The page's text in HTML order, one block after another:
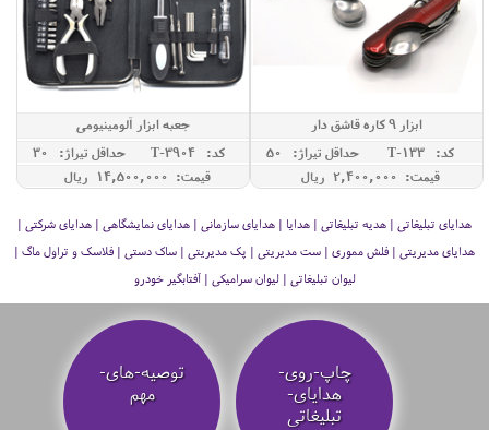
ابزار 9 کاره قاشق دار
کد: T-133
حداقل تيراژ: 50
قیمت: 2,400,000 ريال
جعبه ابزار آلومینیومی
کد: T-3904
حداقل تيراژ: 30
قیمت: 14,500,000 ريال
هدایای تبلیغاتی | هدیه تبلیغاتی | هدایا | هدایای سازمانی | هدایای نمایشگاهی | هدایای شرکتی |
هدایای مدیریتی | فلش مموری | ست مدیریتی | پک مدیریتی | ساک دستی | فلاسک و تراول ماگ |
لیوان تبلیغاتی | لیوان سرامیکی | آفتابگیر خودرو
چاپ-روی-
هدایای-
تبلیغاتی
توصیه‌-های-
مهم